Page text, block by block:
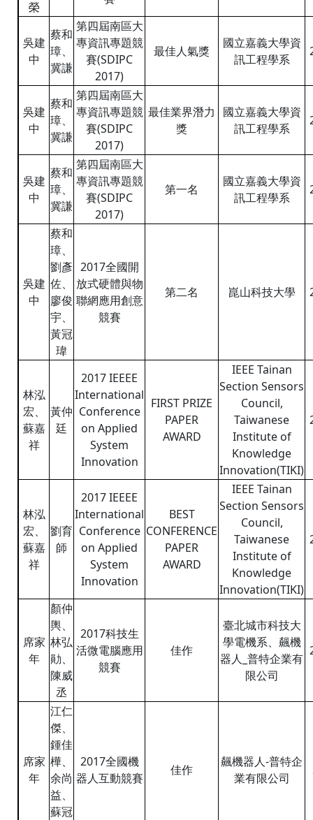
榮
吳建
中
蔡和
璋、
冀謙
第四屆南區大
專資訊專題競
賽(SDIPC
2017)
最佳人氣獎
國立嘉義大學資
訊工程學系
吳建
中
蔡和
璋、
冀謙
第四屆南區大
專資訊專題競
賽(SDIPC
2017)
最佳業界潛力
獎
國立嘉義大學資
訊工程學系
吳建
中
蔡和
璋、
冀謙
第四屆南區大
專資訊專題競
賽(SDIPC
2017)
第一名
國立嘉義大學資
訊工程學系
吳建
中
蔡和
璋、
劉彥
佐、
廖俊
宇、
黃冠
瑋
2017全國開
放式硬體與物
聯網應用創意
競賽
第二名 崑山科技大學
林泓
宏、
蘇嘉
祥
黃仲
廷
2017 IEEEE
International
Conference
on Applied
System
Innovation
FIRST PRIZE
PAPER
AWARD
IEEE Tainan
Section Sensors
Council,
Taiwanese
Institute of
Knowledge
Innovation(TIKI)
林泓
宏、
蘇嘉
祥
劉育
師
2017 IEEEE
International
Conference
on Applied
System
Innovation
BEST
CONFERENCE
PAPER
AWARD
IEEE Tainan
Section Sensors
Council,
Taiwanese
Institute of
Knowledge
Innovation(TIKI)
席家
年
顏仲
輿、
林弘
勛、
陳威
丞
2017科技生
活微電腦應用
競賽
佳作
臺北城市科技大
學電機系、飆機
器人_普特企業有
限公司
席家
年
江仁
傑、
鍾佳
樺、
余尚
益、
蘇冠
2017全國機
器人互動競賽
佳作
飆機器人-普特企
業有限公司